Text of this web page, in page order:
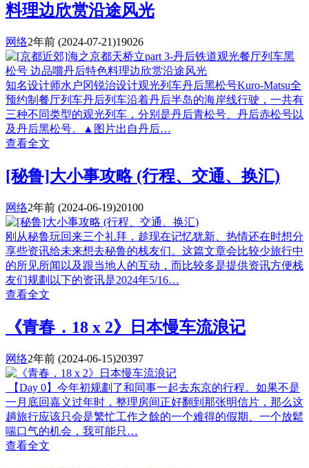
料理边欣赏沿途风光
网络2年前 (2024-07-21)19026
知名设计师水户冈锐治设计观光列车丹后黑松号Kuro-Matsu全
预约制餐厅列车丹后列车沿着丹后半岛的海岸线行驶，一共有
三种不同类型的观光列车，分别是丹后青松号、丹后赤松号以
及丹后黑松号。▲图片出自丹后…
查看全文
[秘鲁]大小事攻略 (行程、交通、换汇)
网络2年前 (2024-06-19)20100
刚从秘鲁玩回来三个礼拜，趁现在记忆犹新、热情还在时想分
享些资讯给未来想去秘鲁的栈友们。这篇文章会比较少旅行中
的所见所闻以及跟当地人的互动，而比较多是提供资讯方便栈
友们规劃以下的资讯是2024年5/16…
查看全文
《青春．18 x 2》日本慢车流浪记
网络2年前 (2024-06-15)20397
【Day 0】今年初规劃了和同事一起去东京的行程。如果不是
一月底回嘉义过年时，整理房间正好翻到那张明信片，那么这
趟旅行应该只会是繁忙工作之餘的一个难得的假期、一个放鬆
喘口气的机会，我可能只…
查看全文